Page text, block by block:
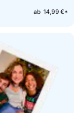
ab 14,99 €*